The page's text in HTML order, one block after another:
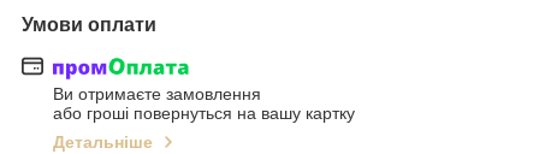
Умови оплати
Ви отримаєте замовлення
або гроші повернуться на вашу картку
Детальніше